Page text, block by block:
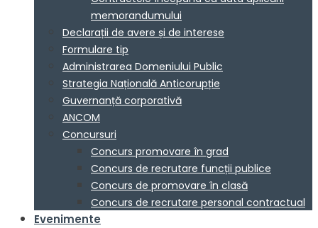
memorandumului
Declarații de avere și de interese
Formulare tip
Administrarea Domeniului Public
Strategia Națională Anticorupție
Guvernanță corporativă
ANCOM
Concursuri
Concurs promovare în grad
Concurs de recrutare funcții publice
Concurs de promovare în clasă
Concurs de recrutare personal contractual
Evenimente